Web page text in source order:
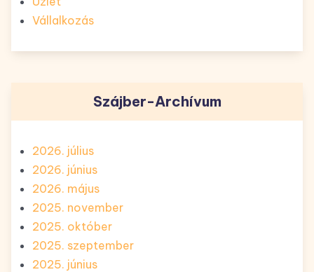
Vállalkozás
Szájber-Archívum
2026. július
2026. június
2026. május
2025. november
2025. október
2025. szeptember
2025. június